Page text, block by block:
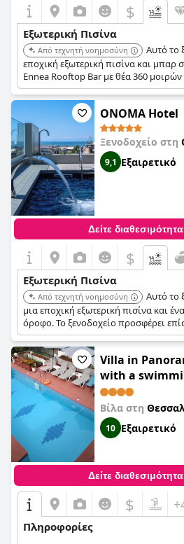
$
Εξωτερική Πισίνα
Από τεχνητή νοημοσύνη
Αυτό το
εποχική εξωτερική πισίνα και μπαρ
Ennea Rooftop Bar με θέα 360 μοιρών
εκλεκτά εδέσματα δίπλα στην πισίνα
καλοκαιρινής περιόδου.
ONOMA Hotel
Ξενοδοχείο στη
9,1 Εξαιρετικό
Δείτε διαθεσιμότητα
$
Εξωτερική Πισίνα
Από τεχνητή νοημοσύνη
Αυτό το
μια εποχική εξωτερική πισίνα και
όροφο. Το ξενοδοχείο προσφέρει
και ομπρέλες στην πισίνα.
Villa in
with a
George
Βίλα στη
10 Εξαιρετικό
Δείτε διαθεσιμότητα
$
Πληροφορίες